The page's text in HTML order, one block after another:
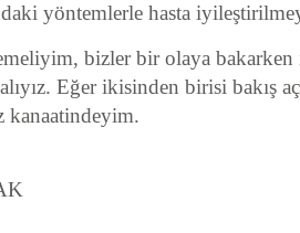
yöntemlerle hasta
bizler bir olaya
Eğer ikisinden birisi bakış
kanaatindeyim.